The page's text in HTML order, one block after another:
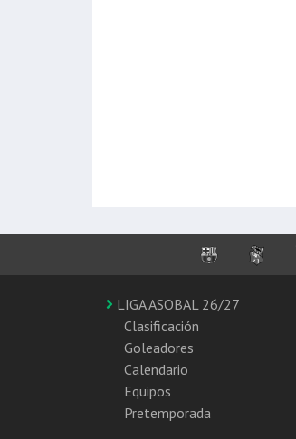
LIGA ASOBAL 26/27
Clasificación
Goleadores
Calendario
Equipos
Pretemporada